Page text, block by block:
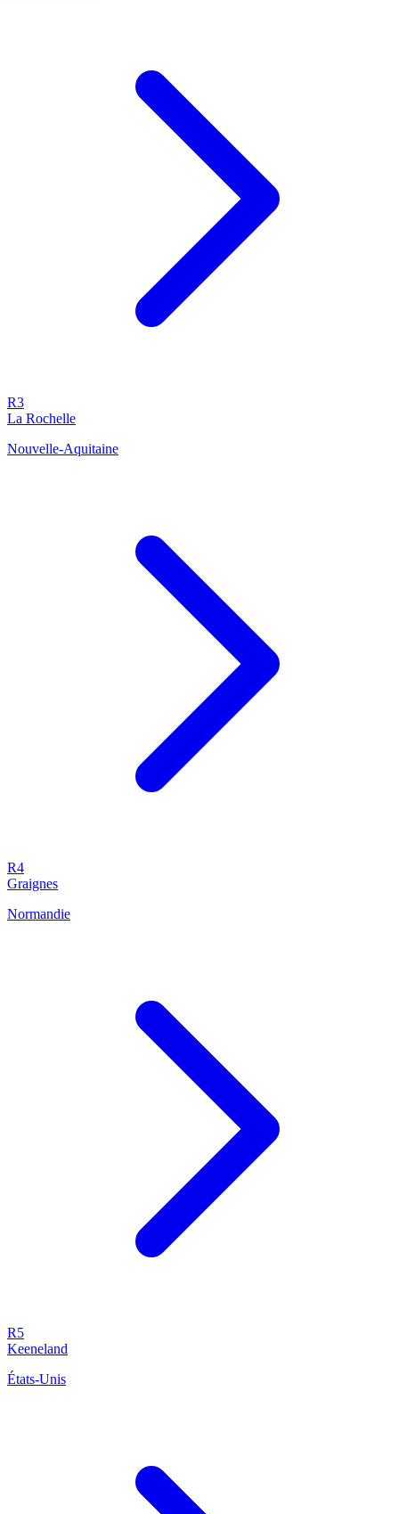
R3
La Rochelle
Nouvelle-Aquitaine
R4
Graignes
Normandie
R5
Keeneland
États-Unis